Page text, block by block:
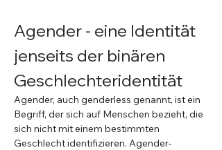
Agender - eine Identität
jenseits der binären
Geschlechteridentität
Agender, auch genderless genannt, ist ein
Begriff, der sich auf Menschen bezieht, die
sich nicht mit einem bestimmten
Geschlecht identifizieren. Agender-